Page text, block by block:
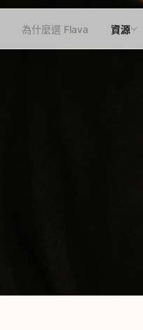
為什麼選 Flava 資源